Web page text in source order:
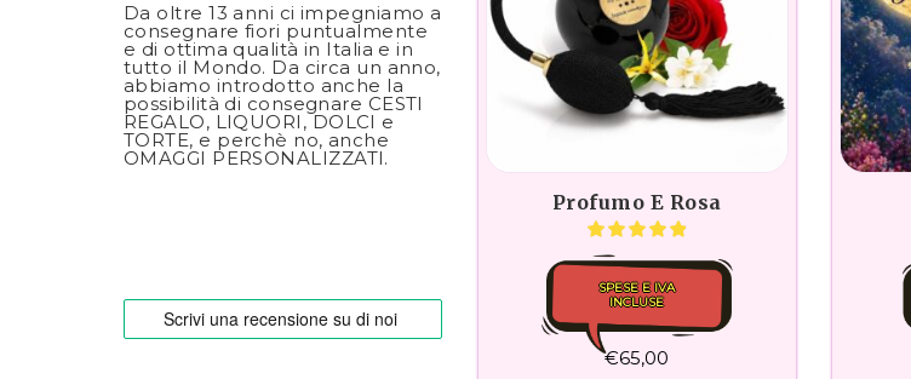
Profumo E Rosa
SPESE E IVA
INCLUSE
€65,00
Da oltre 13 anni ci impegniamo a
consegnare fiori puntualmente
e di ottima qualità in Italia e in
tutto il Mondo. Da circa un anno,
abbiamo introdotto anche la
possibilità di consegnare CESTI
REGALO, LIQUORI, DOLCI e
TORTE, e perchè no, anche
OMAGGI PERSONALIZZATI.